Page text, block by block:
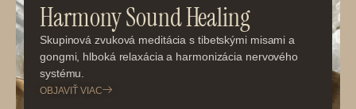
Harmony Sound Healing
Skupinová zvuková meditácia s tibetskými misami a
gongmi, hlboká relaxácia a harmonizácia nervového
systému.
OBJAVIŤ VIAC